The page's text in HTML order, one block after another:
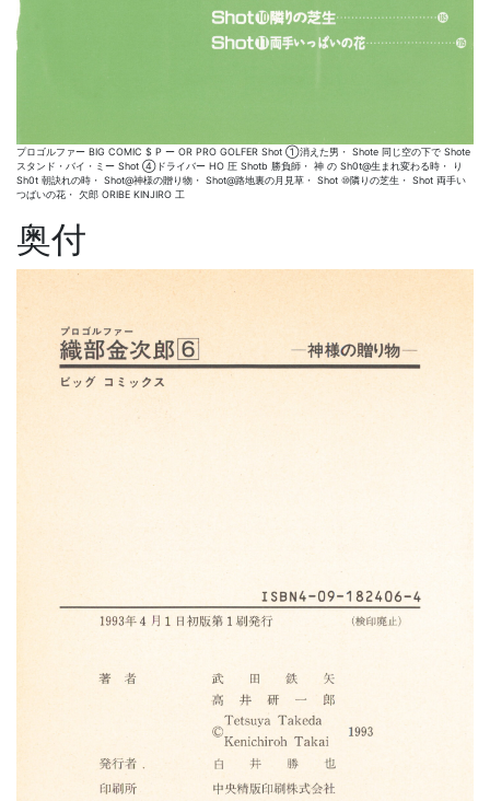
プロゴルファー BIG COMIC $ P ー OR PRO GOLFER Shot ①消えた男・ Shote 同じ空の下で Shote
スタンド・バイ・ミー Shot ④ドライバー HO 圧 Shotb 勝負師・ 神 の Sh0t@生まれ変わる時・ り
Sh0t 朝訣れの時・ Shot@神様の贈り物・ Shot@路地裏の月見草・ Shot ⑩隣りの芝生・ Shot 両手い
つばいの花・ 欠郎 ORIBE KINJIRO 工
奥付